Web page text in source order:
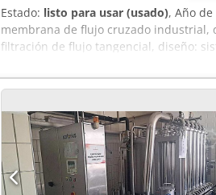
Estado: listo para usar (usado), Año
membrana de flujo cruzado industrial,
filtración de flujo tangencial, diseño:
membrana: 5, volumen de la carcasa
máxima de funcionamiento: 6 bar,
dispone de documentación. Es